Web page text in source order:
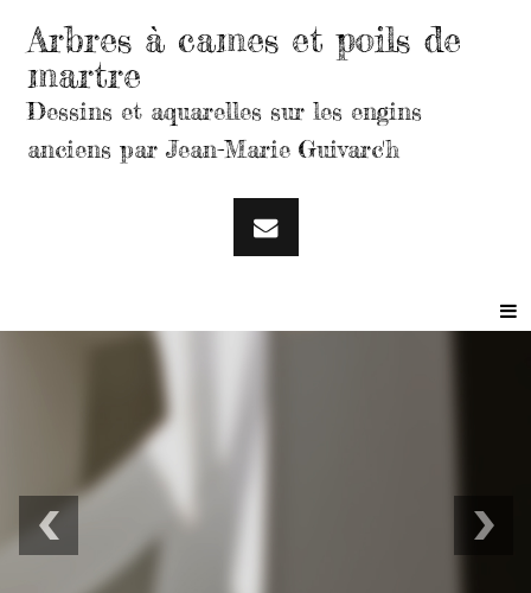
Arbres à cames et poils de
martre
Dessins et aquarelles sur les engins
anciens par Jean-Marie Guivarc'h